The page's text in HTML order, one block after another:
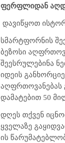
ფერფლიდან
დავიწყოთ
სმარტფორნის
ბეზოსი
შეესრულებინა
იდეის
აღფრთოვანებას
დამატებით 50
დღეს თქვენ
ყველაზე
ის